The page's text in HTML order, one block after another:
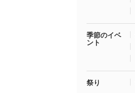
季節のイベ
ント
祭り